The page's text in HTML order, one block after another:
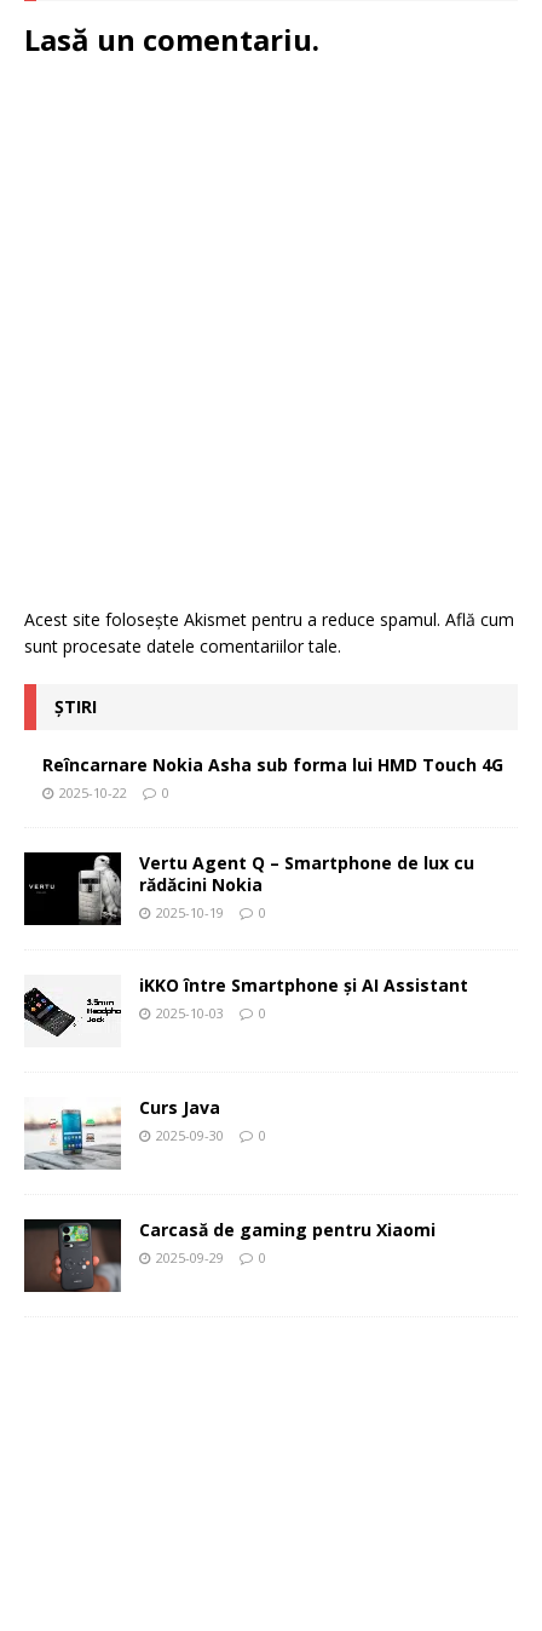
Lasă un comentariu.
Acest site folosește Akismet pentru a reduce spamul. Află cum
sunt procesate datele comentariilor tale.
ȘTIRI
Reîncarnare Nokia Asha sub forma lui HMD Touch 4G
2025-10-22 0
Vertu Agent Q – Smartphone de lux cu
rădăcini Nokia
2025-10-19 0
iKKO între Smartphone și AI Assistant
2025-10-03 0
Curs Java
2025-09-30 0
Carcasă de gaming pentru Xiaomi
2025-09-29 0